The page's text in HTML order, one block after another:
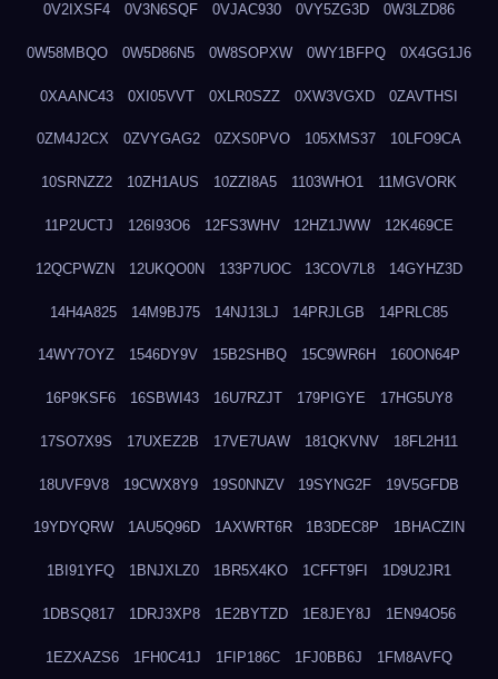
0V2IXSF4 0V3N6SQF 0VJAC930 0VY5ZG3D 0W3LZD86
0W58MBQO 0W5D86N5 0W8SOPXW 0WY1BFPQ 0X4GG1J6
0XAANC43 0XI05VVT 0XLR0SZZ 0XW3VGXD 0ZAVTHSI
0ZM4J2CX 0ZVYGAG2 0ZXS0PVO 105XMS37 10LFO9CA
10SRNZZ2 10ZH1AUS 10ZZI8A5 1103WHO1 11MGVORK
11P2UCTJ 126I93O6 12FS3WHV 12HZ1JWW 12K469CE
12QCPWZN 12UKQO0N 133P7UOC 13COV7L8 14GYHZ3D
14H4A825 14M9BJ75 14NJ13LJ 14PRJLGB 14PRLC85
14WY7OYZ 1546DY9V 15B2SHBQ 15C9WR6H 160ON64P
16P9KSF6 16SBWI43 16U7RZJT 179PIGYE 17HG5UY8
17SO7X9S 17UXEZ2B 17VE7UAW 181QKVNV 18FL2H11
18UVF9V8 19CWX8Y9 19S0NNZV 19SYNG2F 19V5GFDB
19YDYQRW 1AU5Q96D 1AXWRT6R 1B3DEC8P 1BHACZIN
1BI91YFQ 1BNJXLZ0 1BR5X4KO 1CFFT9FI 1D9U2JR1
1DBSQ817 1DRJ3XP8 1E2BYTZD 1E8JEY8J 1EN94O56
1EZXAZS6 1FH0C41J 1FIP186C 1FJ0BB6J 1FM8AVFQ